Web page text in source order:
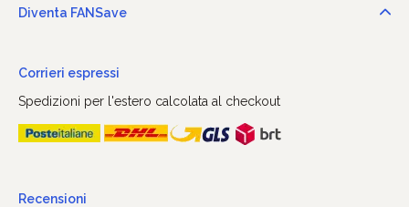
Diventa FANSave
Corrieri espressi
Spedizioni per l'estero calcolata al checkout
Recensioni